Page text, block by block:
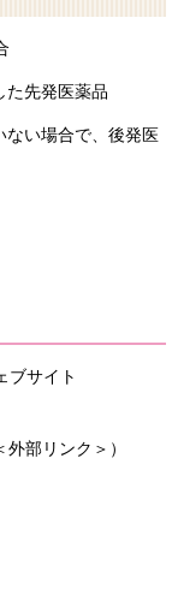
た先発医薬品
ない場合で、後発医
ブサイト
外部リンク＞ ）